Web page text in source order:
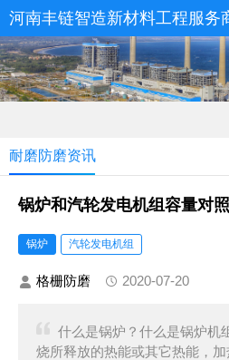
河南丰链智造新材料工程服务
耐磨防磨资讯
锅炉和汽轮发电机组容量对
锅炉 汽轮发电机组
格栅防磨 2020-07-20
什么是锅炉？什么是锅炉机
烧所释放的热能或其它热能，